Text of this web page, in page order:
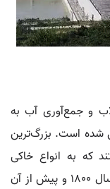
و جمع‌آوری آب به
شده است. بزرگ‌ترین
که به انواع خاکی
معروفند. انواع قدیمی بریتانیا، که در حدود سال ۱۸۰۰ و پیش از آن